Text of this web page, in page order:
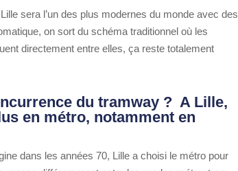
sera l’un des plus modernes du monde avec des
on sort du schéma traditionnel où les
directement entre elles, ça reste totalement
du tramway ? A Lille,
en métro, notamment en
dans les années 70, Lille a choisi le métro pour